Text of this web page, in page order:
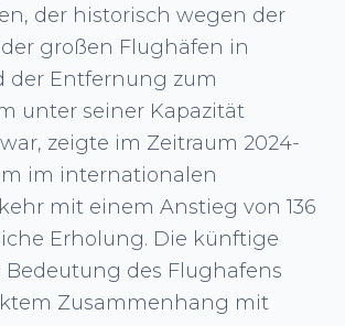
der historisch wegen der
großen Flughäfen in
der Entfernung zum
unter seiner Kapazität
zeigte im Zeitraum 2024-
im internationalen
mit einem Anstieg von 136
Erholung. Die künftige
Bedeutung des Flughafens
Zusammenhang mit